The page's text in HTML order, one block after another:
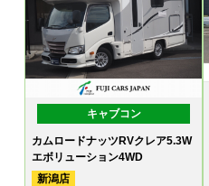
キャブコン
カムロードナッツRVクレア5.3W
エボリューション4WD
新潟店